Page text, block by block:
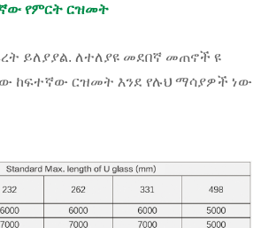
የምርት ርዝመት
ይለያያል. ለተለያዩ መደበኛ መጠኖች ዩ
ከፍተኛው ርዝመት እንደ የሉህ ማሳያዎች ነው